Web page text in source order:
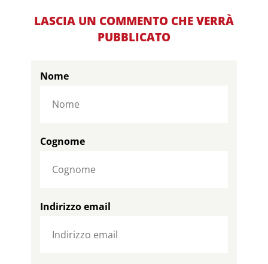
LASCIA UN COMMENTO CHE VERRÀ
PUBBLICATO
Nome
Cognome
Indirizzo email